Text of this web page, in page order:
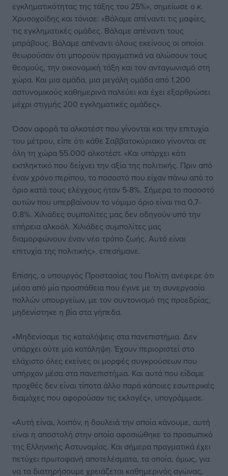
εγκληματικότητας της τάξης του 25%», σημείωσε ο κ.
Χρυσοχοϊδης και τόνισε: «Βάλαμε απέναντι τις μαφίες,
τις εγκληματικές ομάδες. Βάλαμε απέναντι τους
μπράβους. Βάλαμε απέναντι όλους εκείνους οι οποίοι
θεωρούσαν ότι μπορούν πραγματικά να αλώσουν τους
θεσμούς, την οικονομική τάξη και τον ανταγωνισμό στη
χώρα. Και μια ομάδα, μια μεγάλη ομάδα από 1.200
αστυνομικούς καθημερινά παλεύει και έχει εξαρθρώσει
μέχρι στιγμής 200 εγκληματικές ομάδες».
Όσον αφορά τα αλκοτέστ που γίνονται και την επιτυχία
του μέτρου, είπε ότι κάθε Σαββατοκύριακο γίνονται σε
όλη τη χώρα 55.000 αλκοτέστ. «Και υπάρχει κάτι
εκπληκτικό που δείχνει την αξία της πολιτικής. Πριν από
έναν χρόνο περίπου, το ποσοστό που είχαν πάνω από το
όριο κατά τους ελέγχους ήταν 5-8%. Σήμερα το ποσοστό
αυτών που υπερβαίνουν το νόμιμο όριο είναι πια 0,7-
0,8%. Χιλιάδες συμπολίτες μας δεν οδηγούν υπό την
επήρεια αλκοόλ. Χιλιάδες συμπολίτες μας
διαμορφώνουν έναν νέο τρόπο ζωής. Αυτό είναι
επιτυχία της πολιτικής», επεσήμανε.
Επίσης, ο υπουργός Προστασίας του Πολίτη ανέφερε ότι
μέσα από μία προσπάθεια που έγινε με τη συνεργασία
πολλών υπουργείων, με τον συντονισμό της προεδρίας,
μηδενίστηκε η βία στα γήπεδα.
«Μηδενίσαμε τις καταλήψεις στα πανεπιστήμια. Δεν
υπάρχει ούτε μία κατάληψη. Έχουν περιοριστεί στο
ελάχιστο όλες εκείνες οι μορφές συγκρούσεων που
υπήρχαν μέσα στα πανεπιστήμια. Και αυτά που είδαμε
προχθές δεν είναι τίποτα άλλο παρά κάποιες εσωτερικές
διαμάχες που αφορούσαν τις εκλογές», υπογράμμισε.
«Αυτή είναι, λοιπόν, η δουλειά την οποία κάνουμε, αυτή
είναι η αποστολή στην οποία αφοσιώθηκε το προσωπικό
της Ελληνικής Αστυνομίας. Και σήμερα πραγματικά έχει
πετύχει πρωτοφανή αποτελέσματα, τα οποία, όμως, για
να τα διατηρήσουμε χρειάζεται καθημερινός αγώνας,